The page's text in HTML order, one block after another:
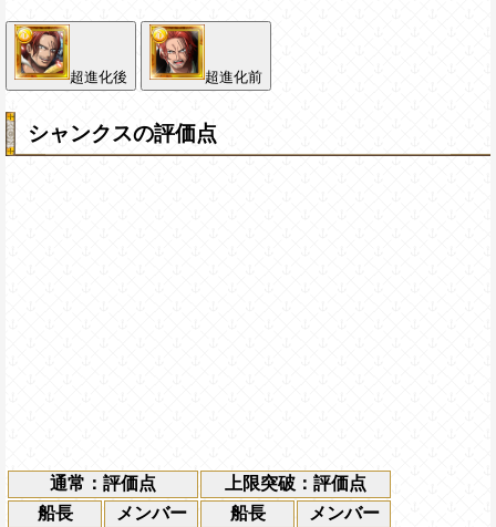
超進化後 超進化前
シャンクスの評価点
通常：評価点
上限突破：評価点
船長
メンバー 船長
メンバー